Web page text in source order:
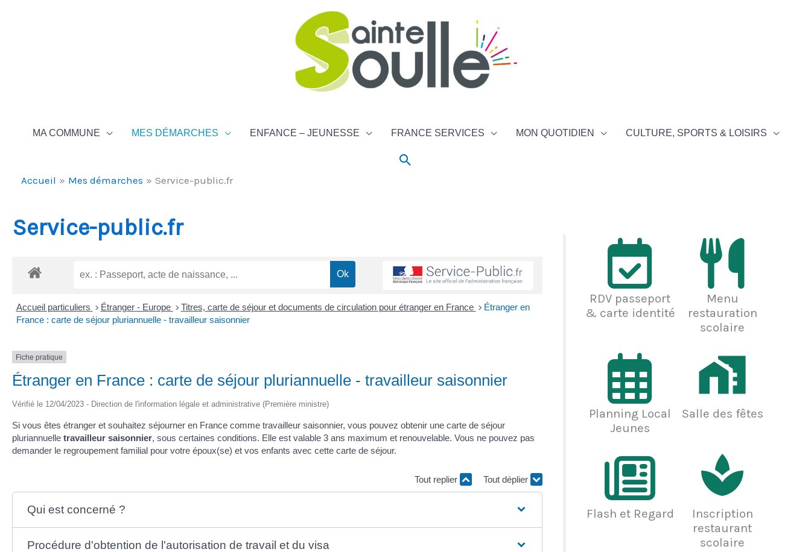
MA COMMUNE MES DÉMARCHES ENFANCE – JEUNESSE FRANCE SERVICES MON QUOTIDIEN CULTURE, SPORTS & LOISIRS
Rechercher
Accueil Mes démarches Service-public.fr
Service-public.fr
Accueil particuliers > Étranger - Europe > Titres, carte de séjour et documents de circulation pour étranger en France > Étranger en
France : carte de séjour pluriannuelle - travailleur saisonnier
Fiche pratique
Étranger en France : carte de séjour pluriannuelle - travailleur saisonnier
Vérifié le 12/04/2023 - Direction de l'information légale et administrative (Première ministre)
Si vous êtes étranger et souhaitez séjourner en France comme travailleur saisonnier, vous pouvez obtenir une carte de séjour
pluriannuelle travailleur saisonnier, sous certaines conditions. Elle est valable 3 ans maximum et renouvelable. Vous ne pouvez pas
demander le regroupement familial pour votre époux(se) et vos enfants avec cette carte de séjour.
Tout replier Tout déplier
Qui est concerné ?
Procédure d'obtention de l'autorisation de travail et du visa
RDV passeport
& carte identité
Menu
restauration
scolaire
Planning Local
Jeunes
Salle des fêtes
Flash et Regard
Inscription
restaurant
scolaire